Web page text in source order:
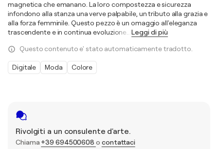
Rivolgiti a un consulente d'arte.
Chiama +39 694500608 o contattaci
magnetica che emanano. La loro compostezza e sicurezza
infondono alla stanza una verve palpabile, un tributo alla grazia e
alla forza femminile. Questo pezzo è un omaggio all'eleganza
trascendente e in continua evoluzione
Leggi di più
Questo contenuto e' stato automaticamente tradotto.
Digitale Moda Colore